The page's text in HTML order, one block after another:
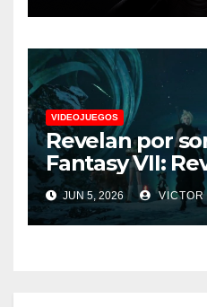
Future Game
VIDEOJUEGOS
Revelan por
Fantasy VII:
JUN 5, 2026 VICTOR